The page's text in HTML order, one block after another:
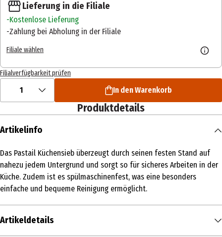
Lieferung in die Filiale
Kostenlose Lieferung
Zahlung bei Abholung in der Filiale
Filiale wählen
Filialverfügbarkeit prüfen
1 In den Warenkorb
Produktdetails
Artikelinfo
Das Pastail Küchensieb überzeugt durch seinen festen Stand auf
nahezu jedem Untergrund und sorgt so für sicheres Arbeiten in der
Küche. Zudem ist es spülmaschinenfest, was eine besonders
einfache und bequeme Reinigung ermöglicht.
Artikeldetails